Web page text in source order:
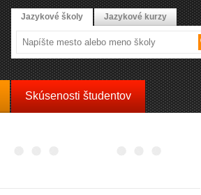
Skúsenosti študentov
Jazykové školy Jazykové kurzy